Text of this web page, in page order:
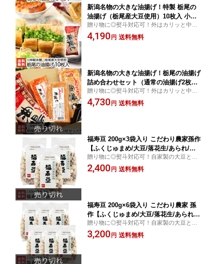
新潟名物の大きな油揚げ！特製 栃尾の
油揚げ（栃尾産大豆使用）10枚入 小林
総本舗【ジャンボ油揚げ/ケンミンショ
ー】【お土産/手土産/プレゼント/ギフト
贈り物に◎熨斗対応可！外はカリッと中は
ふっくら柔らかな栃尾の油揚げ！厳選した
大豆とこだわりの製法が美味しさの秘密で
4,190 円 送料無料
新潟名物の大きな油揚げ！栃尾の油揚げ
詰め合わせセット（通常の油揚げ2枚、
栃尾産大豆の油揚げ2枚、味噌漬け油揚
げ、キムチ漬け油揚げ、かつおぶし醤
贈り物に◎熨斗対応可！外はカリッと中は
ふっくら柔らかな栃尾の油揚げ！厳選した
大豆とこだわりの製法が美味しさの秘密で
4,730 円 送料無料
福寿豆 200g×3袋入り こだわり農家孫作
【ふくじゅまめ/大豆/落花生/あられ/豆
菓子/国産原料/新潟/新潟県産】【お土
産/手土産/プレゼント/ギフトに！贈り
贈り物に◎熨斗対応可！自家製の大豆と、
国産の落花生・アラレを砂糖に絡めた豆菓
子。昔ながらのシンプルな味付けは、子ど
2,400 円 送料無料
福寿豆 200g×6袋入り こだわり農家 孫
作【ふくじゅまめ/大豆/落花生/あられ/
豆菓子/国産原料/新潟/新潟県産】【お土
産/手土産/プレゼント/ギフトに！贈り
贈り物に◎熨斗対応可！自家製の大豆と、
国産の落花生・アラレを砂糖に絡めた豆菓
子。昔ながらのシンプルな味付けは、子ど
3,200 円 送料無料